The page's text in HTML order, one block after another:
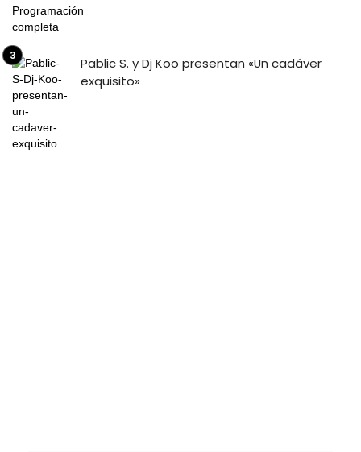
Pablic S. y Dj Koo presentan «Un cadáver
exquisito»